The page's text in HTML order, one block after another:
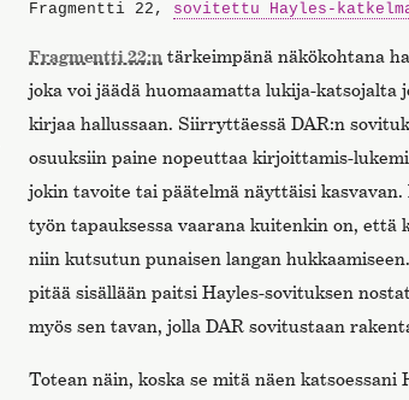
Fragmentti 22, sovitettu Hayles-
Fragmentti 22:n tärkeimpänä näkökohtana
joka voi jäädä huomaamatta lukija-katsojalta
kirjaa hallussaan. Siirryttäessä DAR:n
osuuksiin paine nopeuttaa kirjoittamis-
jokin tavoite tai päätelmä näyttäisi
työn tapauksessa vaarana kuitenkin on, että
niin kutsutun punaisen langan
pitää sisällään paitsi Hayles-sovituksen
myös sen tavan, jolla DAR sovitustaan
Totean näin, koska se mitä näen katsoessani